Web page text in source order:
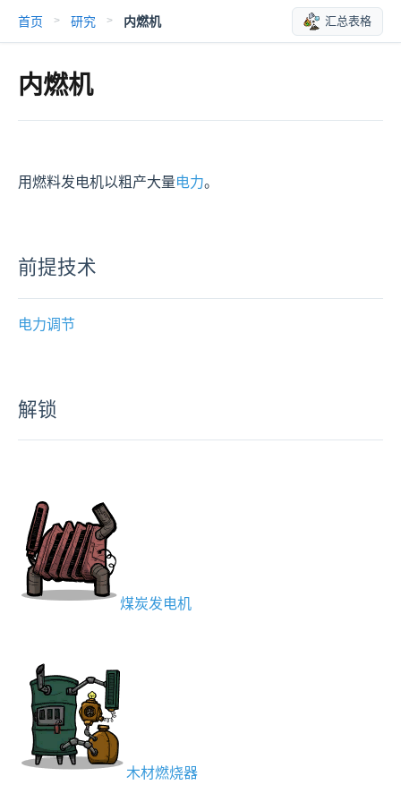
首页 > 研究 > 内燃机 汇总表格
内燃机
用燃料发电机以粗产大量电力。
前提技术
电力调节
解锁
煤炭发电机
木材燃烧器